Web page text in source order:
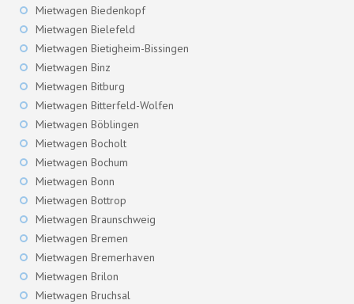
Mietwagen Biedenkopf
Mietwagen Bielefeld
Mietwagen Bietigheim-Bissingen
Mietwagen Binz
Mietwagen Bitburg
Mietwagen Bitterfeld-Wolfen
Mietwagen Böblingen
Mietwagen Bocholt
Mietwagen Bochum
Mietwagen Bonn
Mietwagen Bottrop
Mietwagen Braunschweig
Mietwagen Bremen
Mietwagen Bremerhaven
Mietwagen Brilon
Mietwagen Bruchsal